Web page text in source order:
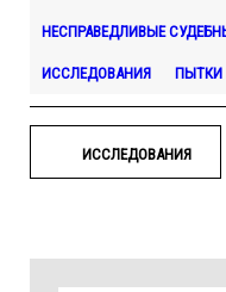
НЕСПРАВЕДЛИВЫЕ
ИССЛЕДОВАНИЯ ПЫТКИ
ИССЛЕДОВАНИЯ